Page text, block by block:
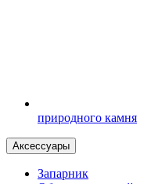
природного камня
Аксессуары
Запарник